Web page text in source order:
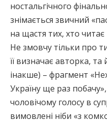
ностальгічного
знімається звичний
на щастя тих, хто
Не змовчу тільки про
її визначає авторка,
інакше) – фрагмент
Україну ще раз
чоловічому голосу в
вимовлені ніби «з